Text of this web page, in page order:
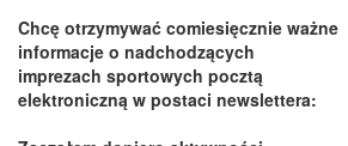
Chcę otrzymywać comiesięcznie ważne
informacje o nadchodzących
imprezach sportowych pocztą
elektroniczną w postaci newslettera: